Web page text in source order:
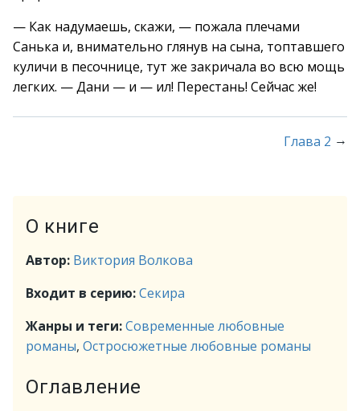
— Как надумаешь, скажи, — пожала плечами
Санька и, внимательно глянув на сына, топтавшего
куличи в песочнице, тут же закричала во всю мощь
легких. — Дани — и — ил! Перестань! Сейчас же!
Глава 2 →
О книге
Автор: Виктория Волкова
Входит в серию:Секира
Жанры и теги:Современные любовные
романы, Остросюжетные любовные романы
Оглавление